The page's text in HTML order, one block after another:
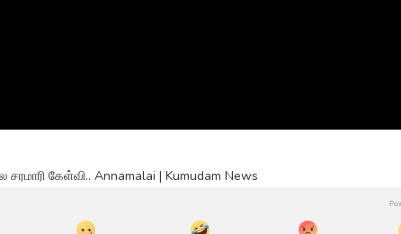
கேள்வி.. Annamalai | Kumudam News